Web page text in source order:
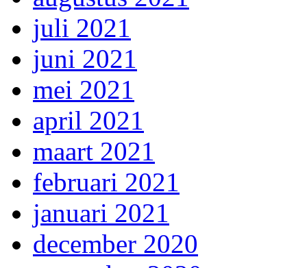
juli 2021
juni 2021
mei 2021
april 2021
maart 2021
februari 2021
januari 2021
december 2020